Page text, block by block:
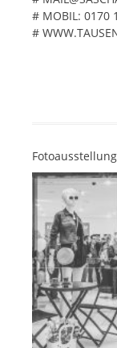
# MOBIL: 0170
#
Fotoausstellung